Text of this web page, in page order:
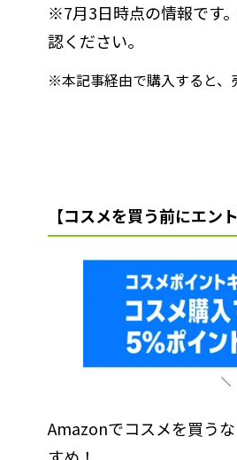
※7月3日時点の情報です
認ください。
※本記事経由で購入すると、
【コスメを買う前にエン
Amazonでコスメを買う